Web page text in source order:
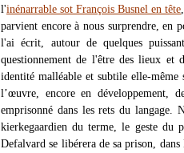
l'inénarrable sot François Busnel en tête
parvient encore à nous surprendre, en
l'ai écrit, autour de quelques
questionnement de l'être des lieux et
identité malléable et subtile elle-
l’œuvre, encore en développement,
emprisonné dans les rets du langage.
kierkegaardien du terme, le geste du
Defalvard se libérera de sa prison,